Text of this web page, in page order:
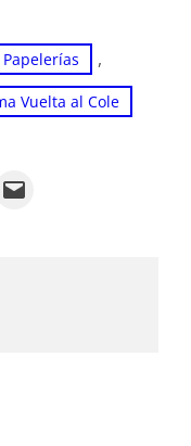
Papelerías ,
Vuelta al Cole
Email